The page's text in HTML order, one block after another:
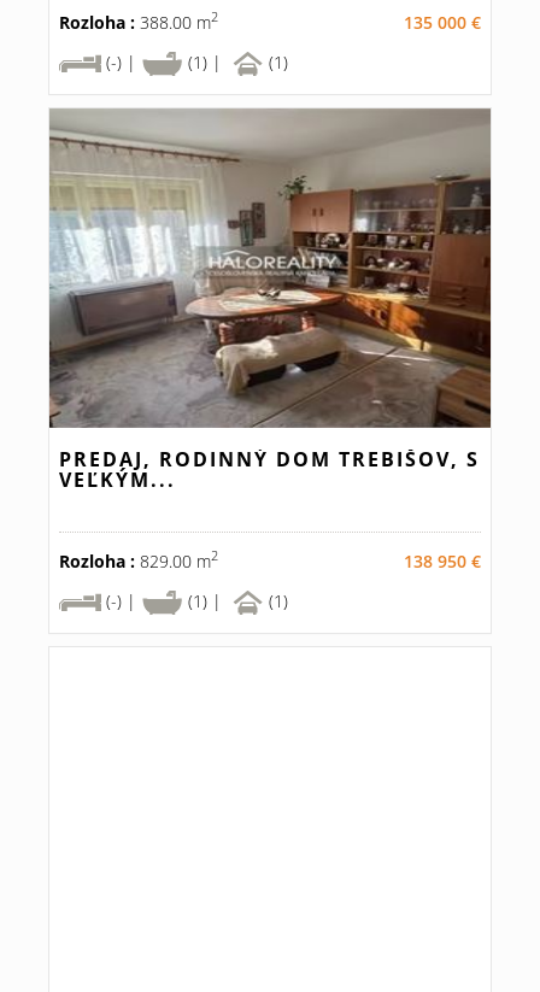
Rozloha : 388.00 m2
135 000 €
(-) |
(1) | (1)
PREDAJ, RODINNÝ DOM TREBIŠOV, S
VEĽKÝM...
Rozloha : 829.00 m2
138 950 €
(-) |
(1) | (1)